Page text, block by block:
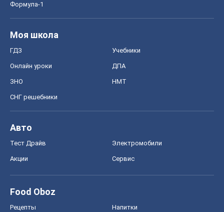
Формула-1
Моя школа
ГДЗ Учебники
Онлайн уроки ДПА
ЗНО НМТ
СНГ решебники
Авто
Тест Драйв Электромобили
Акции Сервис
Food Oboz
Рецепты Напитки